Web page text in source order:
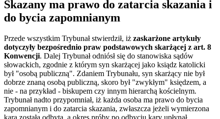
Skazany ma prawo do zatarcia skazania i
do bycia zapomnianym
Przede wszystkim Trybunał stwierdził, iż zaskarżone artykuły
dotyczyły bezpośrednio praw podstawowych skarżącej z art. 8
Konwencji. Dalej Trybunał odniósł się do stanowiska sądów
słowackich, zgodnie z którym syn skarżącej jako ksiądz katolicki
był "osobą publiczną". Zdaniem Trybunału, syn skarżący nie był
dobrze znaną osobą publiczną, skoro był "zwykłym" księdzem, a
nie - na przykład - biskupem czy innym hierarchą kościelnym.
Trybunał nadto przypomniał, iż każda osoba ma prawo do bycia
zapomnianym i do zatarcia skazania, zwłaszcza jeżeli wymierzona